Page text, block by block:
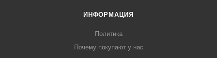
ИНФОРМАЦИЯ
Политика
Почему покупают у нас